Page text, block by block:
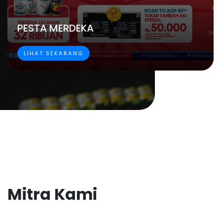
PESTA MERDEKA
LIHAT SEKARANG
Mitra Kami